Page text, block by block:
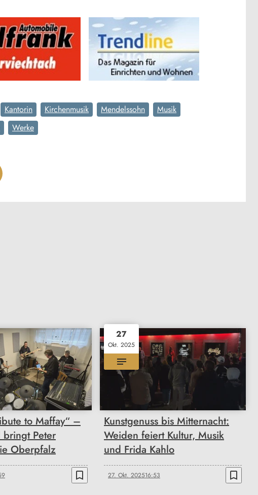
Kantorin Kirchenmusik Mendelssohn
Musik
Werke
to Maffay“ –
Peter
Oberpfalz
bookmark_border
27
Okt. 2025
Kunstgenuss bis Mitternacht:
Weiden feiert Kultur, Musik
und Frida Kahlo
27. Okt. 202516:53 bookmark_border